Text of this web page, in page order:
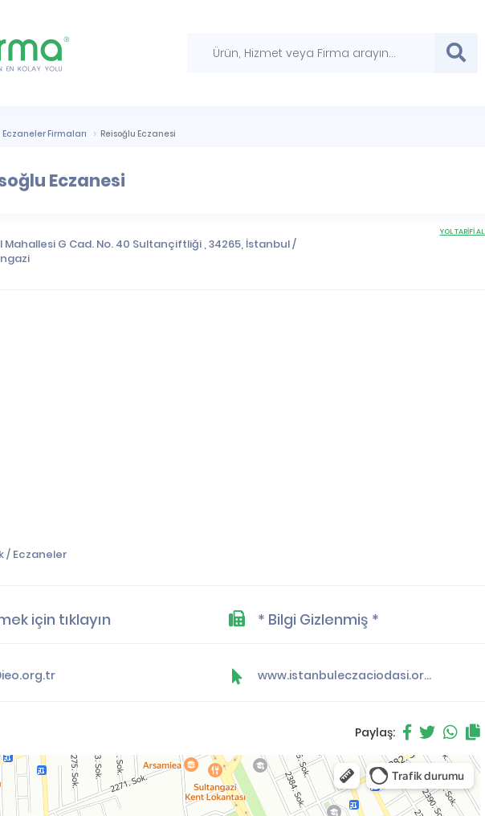
Eczaneler Firmaları Reisoğlu Eczanesi
Eczanesi
Mahallesi G Cad. No. 40 Sultançiftliği , 34265, İstanbul/
YOL TARİFİ AL
/ Eczaneler
için tıklayın * Bilgi Gizlenmiş *
www.istanbuleczaciodasi.org.tr
Paylaş: